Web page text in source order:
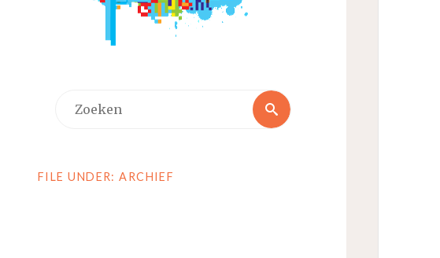
Zoeken
FILE UNDER: ARCHIEF